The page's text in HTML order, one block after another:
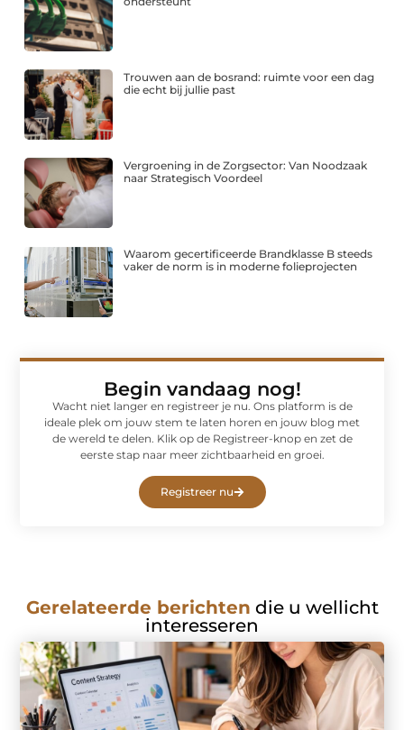
Trouwen aan de bosrand: ruimte voor een dag
die echt bij jullie past
Vergroening in de Zorgsector: Van Noodzaak
naar Strategisch Voordeel
Waarom gecertificeerde Brandklasse B steeds
vaker de norm is in moderne folieprojecten
Begin vandaag nog!
Wacht niet langer en registreer je nu. Ons platform is de
ideale plek om jouw stem te laten horen en jouw blog met
de wereld te delen. Klik op de Registreer-knop en zet de
eerste stap naar meer zichtbaarheid en groei.
Registreer nu
Gerelateerde berichten die u wellicht
interesseren